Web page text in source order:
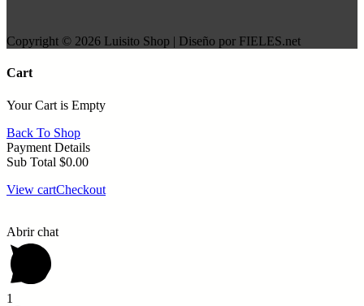
Copyright © 2026 Luisito Shop | Diseño por FIELES.net
Cart
Your Cart is Empty
Back To Shop
Payment Details
Sub Total $0.00
View cartCheckout
Abrir chat
1